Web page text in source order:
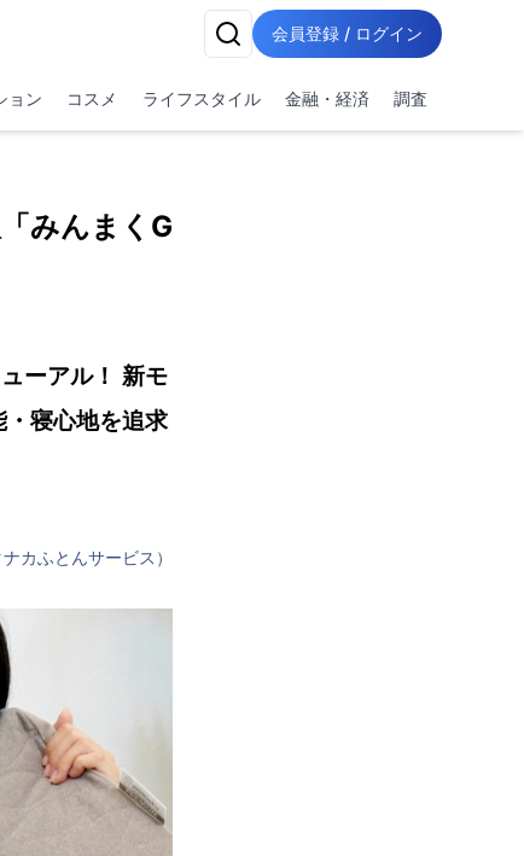
会員登録 / ログイン
ョン コスメ ライフスタイル 金融・経済 調査
みんまくG
ーアル！ 新モ
寝心地を追求
カふとんサービス）